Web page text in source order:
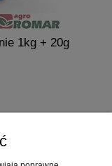
1kg + 20g